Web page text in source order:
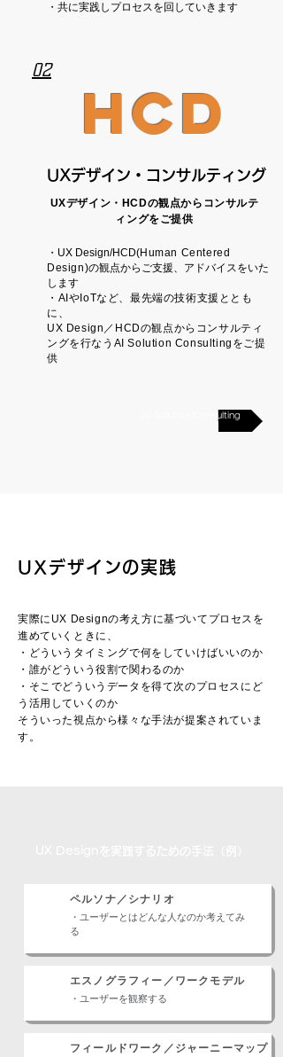
​・共に実践しプロセスを回していきます
02
HCD
UXデザイン・ コンサルティング
UXデザイン・HCDの観点からコンサルテ
ィングをご提供
・UX Design/HCD(Human Centered
Design)の観点からご支援、アドバイスをいた
します
・AIやIoTなど、 最先端の技術支援ととも
に、
UX Design／HCDの観点から コンサルティ
ングを行なう AI Solution Consultingをご提
供
AI Solution Consulting
UXデザインの実践
実際にUX Designの考え方に基づいてプロセスを
進めていくときに、
・どういうタイミングで何をしていけばいいのか
・ 誰がどういう役割で関わるのか
・そこでどういうデータを得て次のプロセスにど
う活用していくのか
そういった視点から様々な手法が提案されていま
す。
ペルソナ／シナリオ
・ユーザーとはどんな人なのか考えてみ
る
エスノグラフィー／ワークモデル
・ユーザーを観察する
フィールドワーク／ ジャーニーマップ